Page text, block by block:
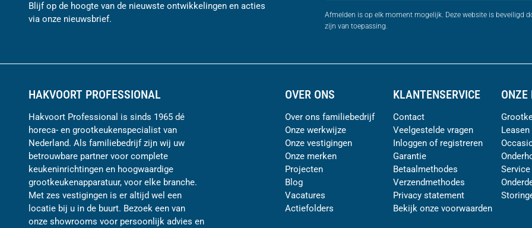
Blijf op de hoogte van de nieuwste ontwikkelingen en acties
via onze nieuwsbrief.
Afmelden is op elk moment mogelijk. Deze website is beveiligd
zijn van toepassing.
HAKVOORT PROFESSIONAL
Hakvoort Professional is sinds 1965 dé
horeca- en grootkeukenspecialist van
Nederland. Als familiebedrijf zijn wij uw
betrouwbare partner voor complete
keukeninrichtingen en hoogwaardige
grootkeukenapparatuur, voor elke branche.
Met zes vestigingen is er altijd wel een
locatie bij u in de buurt. Bezoek een van
onze showrooms voor persoonlijk advies en
OVER ONS
Over ons familiebedrijf
Onze werkwijze
Onze vestigingen
Onze merken
Projecten
Blog
Vacatures
Actiefolders
KLANTENSERVICE
Contact
Veelgestelde vragen
Inloggen of registreren
Garantie
Betaalmethodes
Verzendmethodes
Privacy statement
Bekijk onze voorwaarden
ONZE
Leasen
Service